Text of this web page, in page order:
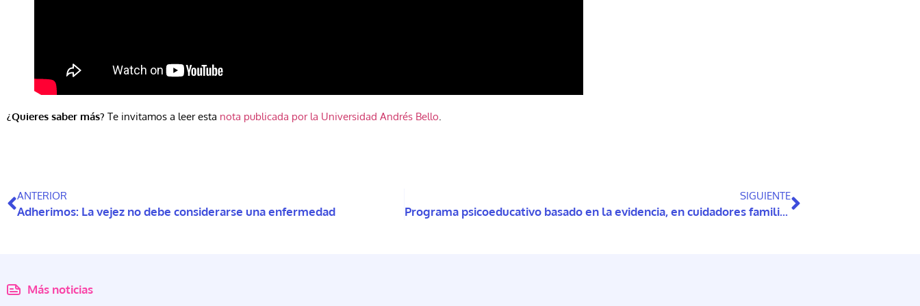
¿Quieres saber más? Te invitamos a leer esta nota publicada por la Universidad Andrés Bello.
ANTERIOR
Adherimos: La vejez no debe considerarse una enfermedad
SIGUIENTE
Programa psicoeducativo basado en la evidencia, en cuidadores familiares de personas con demencia
Más noticias